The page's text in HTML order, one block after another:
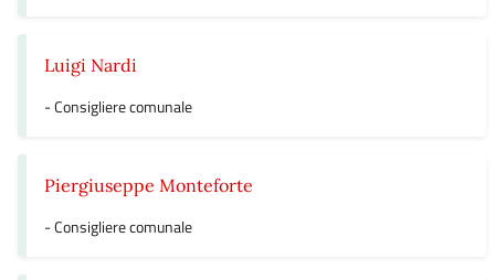
Luigi Nardi
- Consigliere comunale
Piergiuseppe Monteforte
- Consigliere comunale